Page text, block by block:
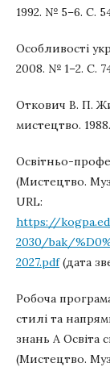
1992. № 5–6. С.
Особливості
2008. № 1–2. С.
Откович В. П.
мистецтво.
Освітньо-
(Мистецтво.
URL:
https://
2030/bak/
2027.pdf(дата
Робоча
стилі та
знань А Освіта
(Мистецтво.